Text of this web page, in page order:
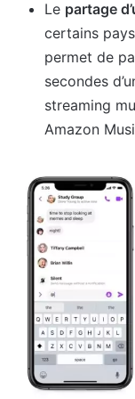
Le partage
certains
permet de
secondes
streaming
Amazon